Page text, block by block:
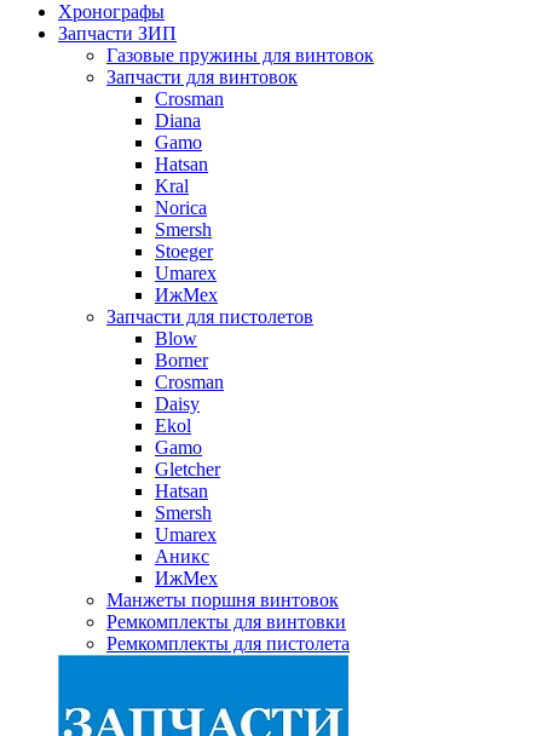
Хронографы
Запчасти ЗИП
Газовые пружины для винтовок
Запчасти для винтовок
Crosman
Diana
Gamo
Hatsan
Kral
Norica
Smersh
Stoeger
Umarex
ИжМех
Запчасти для пистолетов
Blow
Borner
Crosman
Daisy
Ekol
Gamo
Gletcher
Hatsan
Smersh
Umarex
Аникс
ИжМех
Манжеты поршня винтовок
Ремкомплекты для винтовки
Ремкомплекты для пистолета